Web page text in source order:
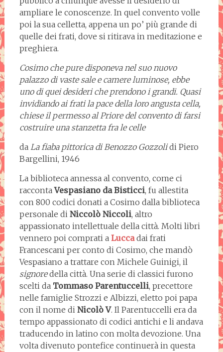
ampliare le conoscenze. In quel convento volle
poi la sua celletta, appena un po’ più grande di
quelle dei frati, dove si ritirava in meditazione e
preghiera.
Cosimo che pure disponeva nel suo nuovo
palazzo di vaste sale e camere luminose, ebbe
uno di quei desideri che prendono i grandi. Quasi
invidiando ai frati la pace della loro angusta cella,
chiese il permesso al Priore del convento di farsi
costruire una stanzetta fra le celle
da La fiaba pittorica di Benozzo Gozzolidi Piero
Bargellini, 1946
La biblioteca annessa al convento, come ci
raccontaVespasiano da Bisticci, fu allestita
con 800 codici donati a Cosimo dalla biblioteca
personale di Niccolò Niccoli, altro
appassionato intellettuale della città. Molti libri
vennero poi comprati a Luccadai frati
Francescani per conto di Cosimo, che mandò
Vespasiano a trattare con Michele Guinigi, il
signoredella città. Una serie di classici furono
scelti da Tommaso Parentuccelli, precettore
nelle famiglie Strozzi e Albizzi, eletto poi papa
con il nome di Nicolò V. Il Parentuccelli era da
tempo appassionato di codici antichi e li andava
traducendo in latino con molta devozione. Una
volta divenuto pontefice continuerà in questa